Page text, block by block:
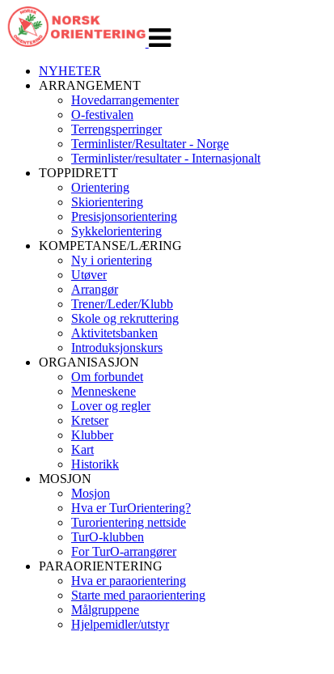
navigasjon
NYHETER
ARRANGEMENT
Hovedarrangementer
O-festivalen
Terrengsperringer
Terminlister/Resultater - Norge
Terminlister/resultater - Internasjonalt
TOPPIDRETT
Orientering
Skiorientering
Presisjonsorientering
Sykkelorientering
KOMPETANSE/LÆRING
Ny i orientering
Utøver
Arrangør
Trener/Leder/Klubb
Skole og rekruttering
Aktivitetsbanken
Introduksjonskurs
ORGANISASJON
Om forbundet
Menneskene
Lover og regler
Kretser
Klubber
Kart
Historikk
MOSJON
Mosjon
Hva er TurOrientering?
Turorientering nettside
TurO-klubben
For TurO-arrangører
PARAORIENTERING
Hva er paraorientering
Starte med paraorientering
Målgruppene
Hjelpemidler/utstyr